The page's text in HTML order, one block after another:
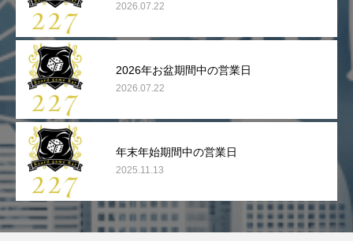
2026.07.22
2026年お盆期間中の営業日
2026.07.22
年末年始期間中の営業日
2025.11.13